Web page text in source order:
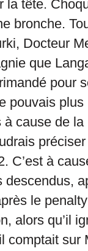
la tête.
bronche.
Docteur
que
pour
pouvais plus
cause de la
C’est à
le
alors qu’il
comptait sur